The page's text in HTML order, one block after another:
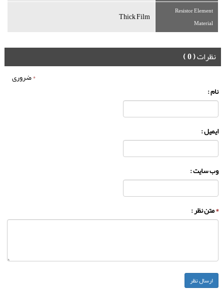
Thick Film
Resistor Element
Material
نظرات( 0 )
*ضروری
نام :
ایمیل :
وب سایت :
*متن نظر :